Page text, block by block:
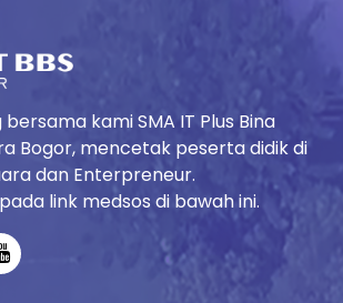
kami SMA IT Plus Bina
Bogor, mencetak peserta didik di
dan Enterpreneur.
link medsos di bawah ini.